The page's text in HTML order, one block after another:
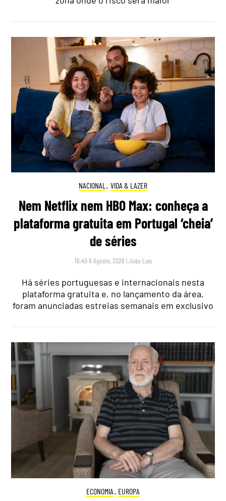
NACIONAL , VIDA & LAZER
Nem Netflix nem HBO Max: conheça a
plataforma gratuita em Portugal ‘cheia’
de séries
16:40 6 Agosto, 2026 |João Luís
Há séries portuguesas e internacionais nesta
plataforma gratuita e, no lançamento da área,
foram anunciadas estreias semanais em exclusivo
ECONOMIA , EUROPA